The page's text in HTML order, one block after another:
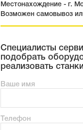
Местонахождение - г.
Возможен самовывоз
Специалисты
подобрать
реализовать
Ваше имя
Телефон